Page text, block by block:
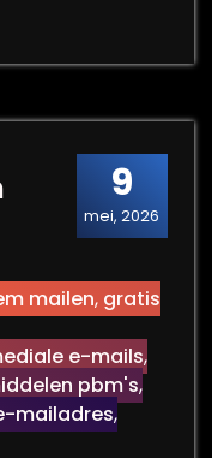
9
mei, 2026
mailen, gratis
e-mails,
pbm's,
mailadres,